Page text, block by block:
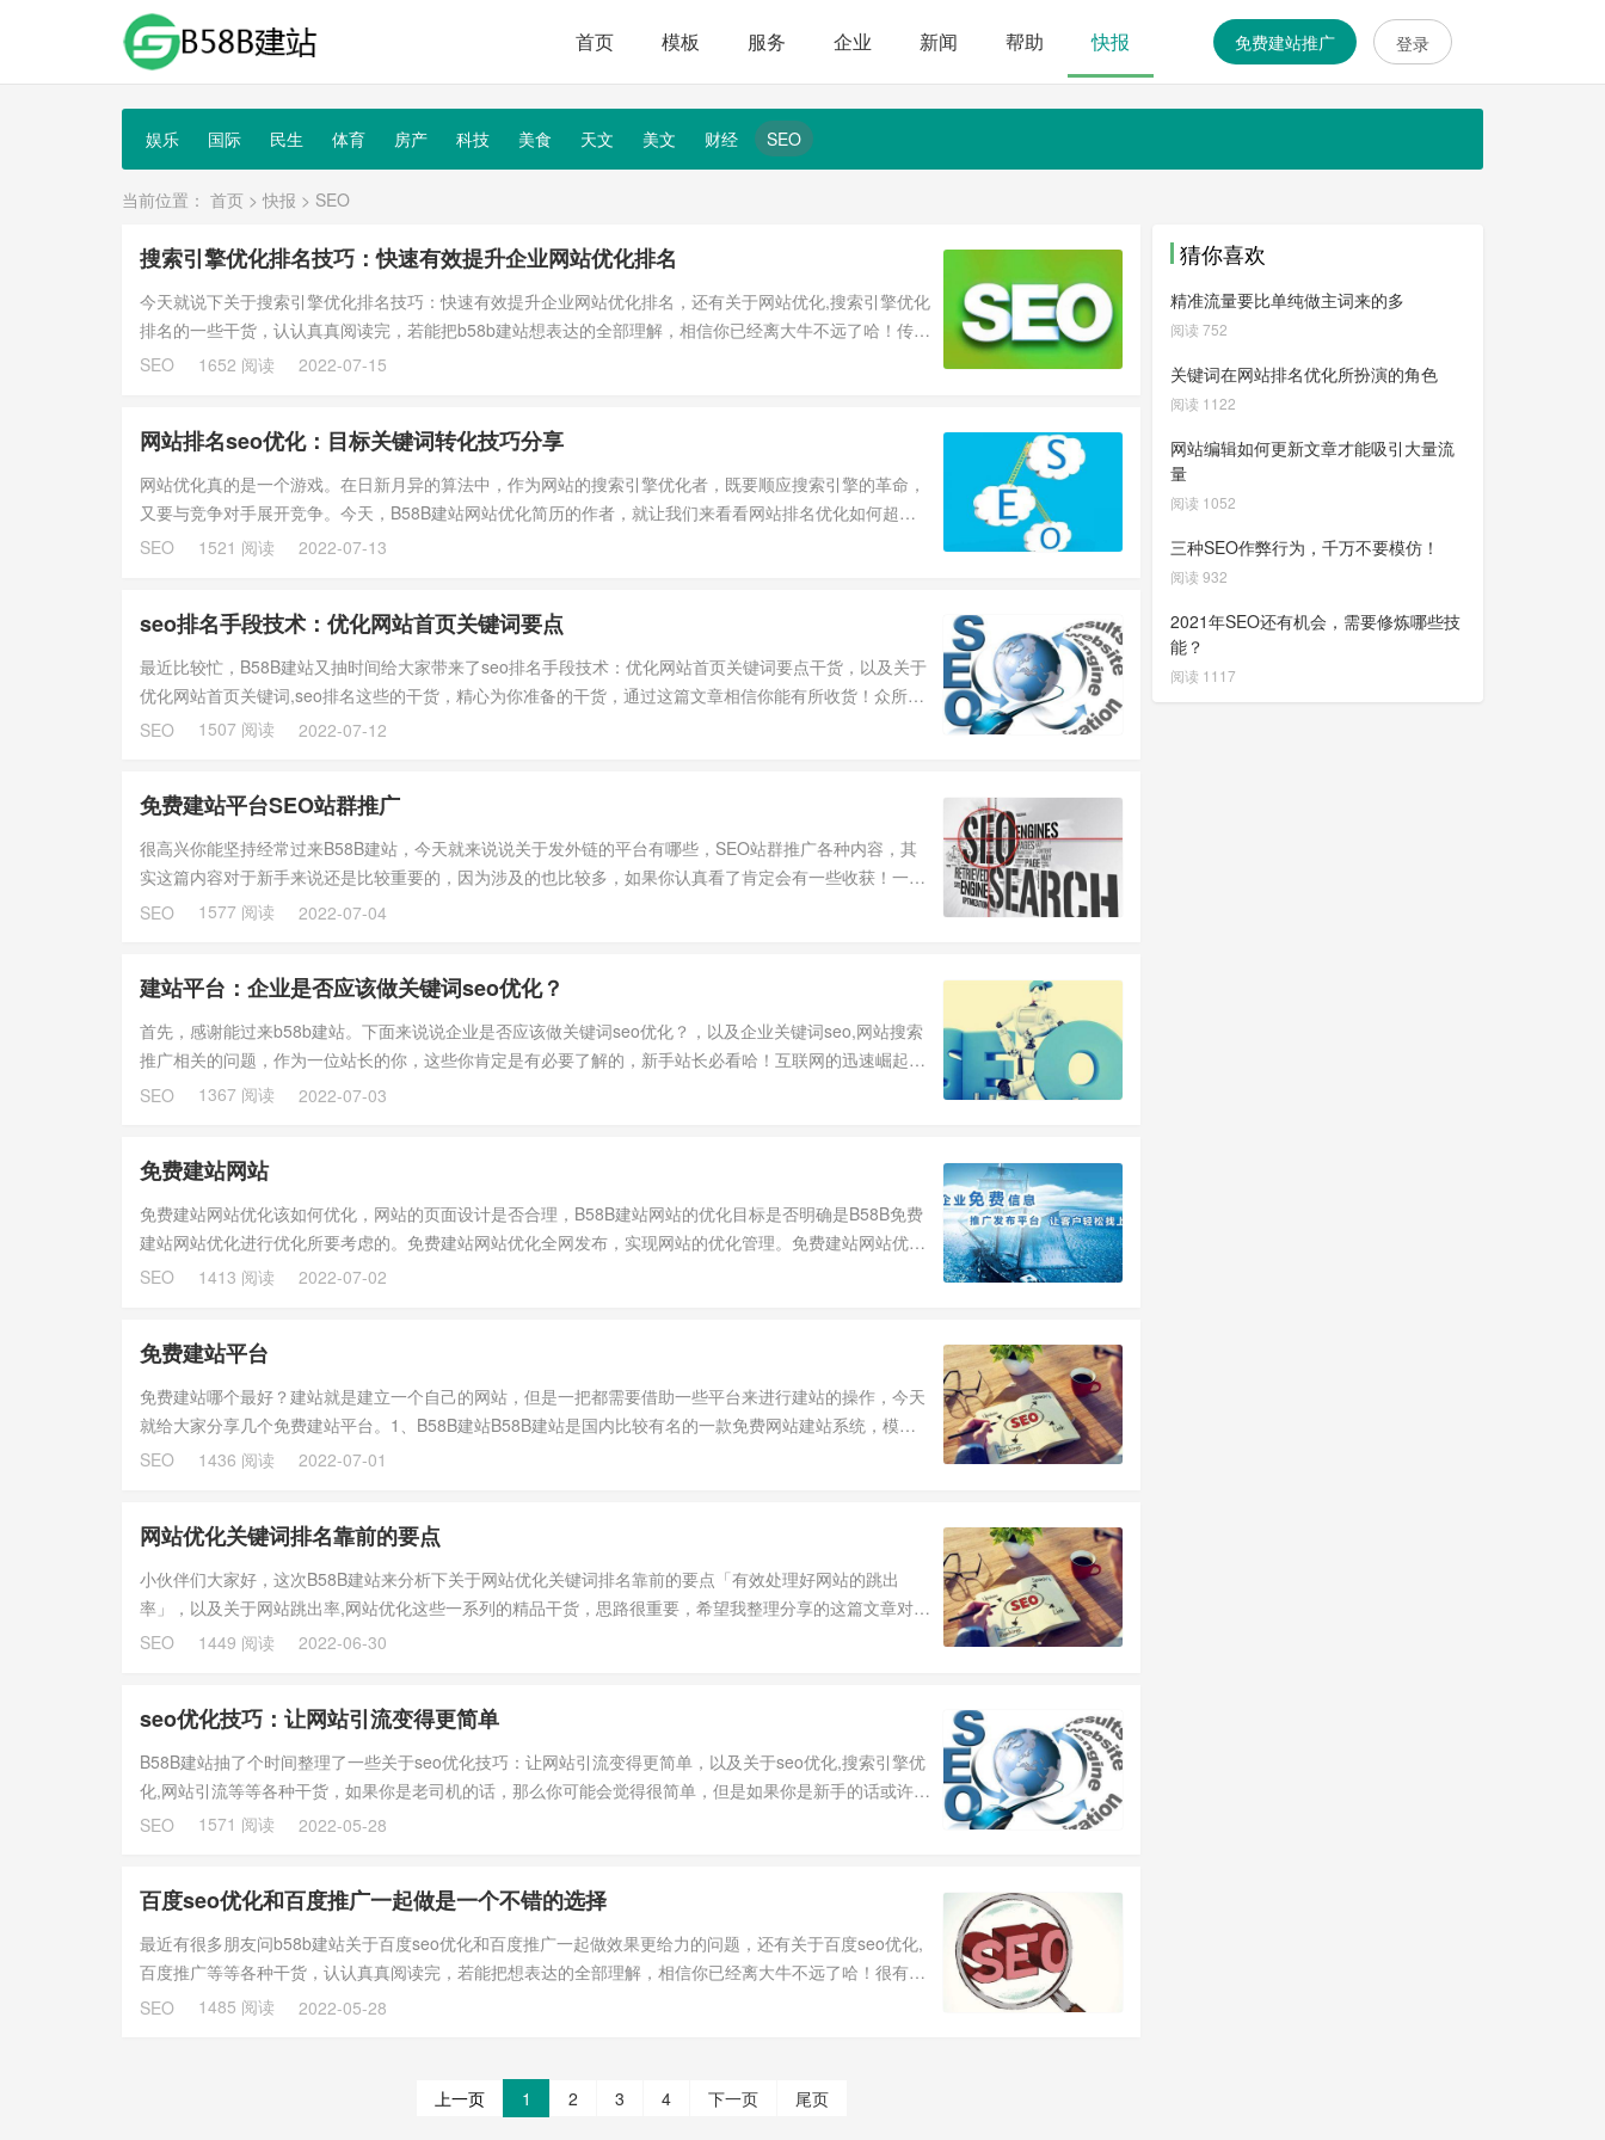
首页 模板 服务 企业 新闻 帮助 快报 免费建站推广 登录
娱乐 国际 民生 体育 房产 科技 美食 天文 美文 财经 SEO
当前位置： 首页 > 快报 > SEO
搜索引擎优化排名技巧：快速有效提升企业网站优化排名
今天就说下关于搜索引擎优化排名技巧：快速有效提升企业网站优化排名，还有关于网站优化,搜索引擎优化
排名的一些干货，认认真真阅读完，若能把b58b建站想表达的全部理解，相信你已经离大牛不远了哈！传统
企业对...
SEO 1652 阅读 2022-07-15
网站排名seo优化：目标关键词转化技巧分享
网站优化真的是一个游戏。在日新月异的算法中，作为网站的搜索引擎优化者，既要顺应搜索引擎的革命，
又要与竞争对手展开竞争。今天，B58B建站网站优化简历的作者，就让我们来看看网站排名优化如何超越
你的竞争对...
SEO 1521 阅读 2022-07-13
seo排名手段技术：优化网站首页关键词要点
最近比较忙，B58B建站又抽时间给大家带来了seo排名手段技术：优化网站首页关键词要点干货，以及关于
优化网站首页关键词,seo排名这些的干货，精心为你准备的干货，通过这篇文章相信你能有所收货！众所周
知...
SEO 1507 阅读 2022-07-12
免费建站平台SEO站群推广
很高兴你能坚持经常过来B58B建站，今天就来说说关于发外链的平台有哪些，SEO站群推广各种内容，其
实这篇内容对于新手来说还是比较重要的，因为涉及的也比较多，如果你认真看了肯定会有一些收获！一、
什么是有...
SEO 1577 阅读 2022-07-04
建站平台：企业是否应该做关键词seo优化？
首先，感谢能过来b58b建站。下面来说说企业是否应该做关键词seo优化？，以及企业关键词seo,网站搜索
推广相关的问题，作为一位站长的你，这些你肯定是有必要了解的，新手站长必看哈！互联网的迅速崛起，
P...
SEO 1367 阅读 2022-07-03
免费建站网站
免费建站网站优化该如何优化，网站的页面设计是否合理，B58B建站网站的优化目标是否明确是B58B免费
建站网站优化进行优化所要考虑的。免费建站网站优化全网发布，实现网站的优化管理。免费建站网站优化
管理软...
SEO 1413 阅读 2022-07-02
免费建站平台
免费建站哪个最好？建站就是建立一个自己的网站，但是一把都需要借助一些平台来进行建站的操作，今天
就给大家分享几个免费建站平台。1、B58B建站B58B建站是国内比较有名的一款免费网站建站系统，模板
设计很...
SEO 1436 阅读 2022-07-01
网站优化关键词排名靠前的要点
小伙伴们大家好，这次B58B建站来分析下关于网站优化关键词排名靠前的要点「有效处理好网站的跳出
率」，以及关于网站跳出率,网站优化这些一系列的精品干货，思路很重要，希望我整理分享的这篇文章对你
能有一定的...
SEO 1449 阅读 2022-06-30
seo优化技巧：让网站引流变得更简单
B58B建站抽了个时间整理了一些关于seo优化技巧：让网站引流变得更简单，以及关于seo优化,搜索引擎优
化,网站引流等等各种干货，如果你是老司机的话，那么你可能会觉得很简单，但是如果你是新手的话或许
就...
SEO 1571 阅读 2022-05-28
百度seo优化和百度推广一起做是一个不错的选择
最近有很多朋友问b58b建站关于百度seo优化和百度推广一起做效果更给力的问题，还有关于百度seo优化,
百度推广等等各种干货，认认真真阅读完，若能把想表达的全部理解，相信你已经离大牛不远了哈！很有必
要...
SEO 1485 阅读 2022-05-28
上一页 1 2 3 4 下一页 尾页
猜你喜欢
精准流量要比单纯做主词来的多
阅读 752
关键词在网站排名优化所扮演的角色
阅读 1122
网站编辑如何更新文章才能吸引大量流
量
阅读 1052
三种SEO作弊行为，千万不要模仿！
阅读 932
2021年SEO还有机会，需要修炼哪些技
能？
阅读 1117